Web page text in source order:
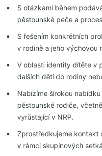
S otázkami během
pěstounské péče a
S řešením konkrétních
v rodině a jeho výchovou
V oblasti identity dítěte v
dalších dětí do rodiny
Nabízíme širokou
pěstounské rodiče,
vyrůstající v NRP.
Zprostředkujeme kontakt
v rámci skupinových